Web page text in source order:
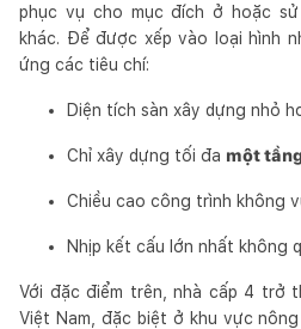
phục vụ cho mục đích ở hoặc
khác. Để được xếp vào loại hình
ứng các tiêu chí:
Diện tích sàn xây dựng nhỏ
Chỉ xây dựng tối đa một
Chiều cao công trình không
Nhịp kết cấu lớn nhất không
Với đặc điểm trên, nhà cấp 4 trở
Việt Nam, đặc biệt ở khu vực